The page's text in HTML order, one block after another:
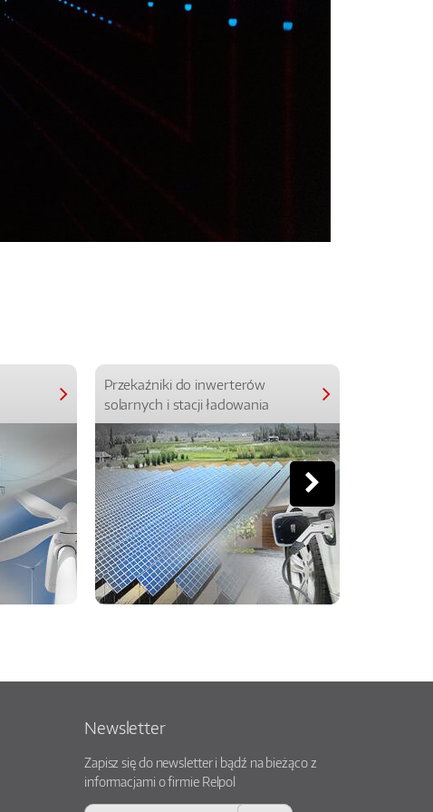
Przekaźniki do inwerterów
solarnych i stacji ładowania
Newsletter
Zapisz się do newsletter i bądź na bieżąco z
informacjami o firmie Relpol